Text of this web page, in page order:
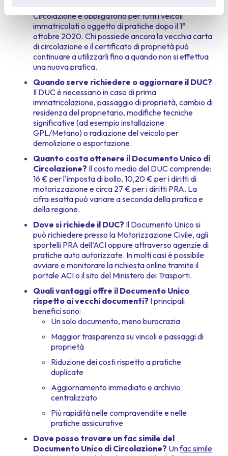
Circolazione è obbligatorio per tutti i veicoli
immatricolati o oggetto di pratiche dopo il 1°
ottobre 2020. Chi possiede ancora la vecchia carta
di circolazione e il certificato di proprietà può
continuare a utilizzarli fino a quando non si effettua
una nuova pratica.
Quando serve richiedere o aggiornare il DUC?
Il DUC è necessario in caso di prima
immatricolazione, passaggio di proprietà, cambio di
residenza del proprietario, modifiche tecniche
significative (ad esempio installazione
GPL/Metano) o radiazione del veicolo per
demolizione o esportazione.
Quanto costa ottenere il Documento Unico di
Circolazione? Il costo medio del DUC comprende:
16 € per l'imposta di bollo, 10,20 € per i diritti di
motorizzazione e circa 27 € per i diritti PRA. La
cifra esatta può variare a seconda della pratica e
della regione.
Dove si richiede il DUC? Il Documento Unico si
può richiedere presso la Motorizzazione Civile, agli
sportelli PRA dell’ACI oppure attraverso agenzie di
pratiche auto autorizzate. In molti casi è possibile
avviare e monitorare la richiesta online tramite il
portale ACI o il sito del Ministero dei Trasporti.
Quali vantaggi offre il Documento Unico
rispetto ai vecchi documenti? I principali
benefici sono:
Un solo documento, meno burocrazia
Maggior trasparenza su vincoli e passaggi di
proprietà
Riduzione dei costi rispetto a pratiche
duplicate
Aggiornamento immediato e archivio
centralizzato
Più rapidità nelle compravendite e nelle
pratiche assicurative
Dove posso trovare un fac simile del
Documento Unico di Circolazione? Unfac simile